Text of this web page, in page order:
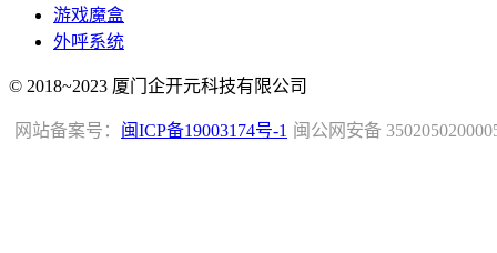
游戏魔盒
外呼系统
© 2018~2023 厦门企开元科技有限公司
闽公网安备
网站备案号： 闽ICP备19003174号-1